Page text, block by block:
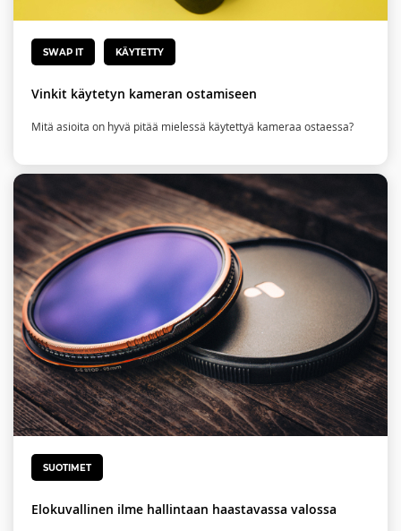
SWAP IT KÄYTETTY
Vinkit käytetyn kameran ostamiseen
Mitä asioita on hyvä pitää mielessä käytettyä kameraa ostaessa?
SUOTIMET
Elokuvallinen ilme hallintaan haastavassa valossa